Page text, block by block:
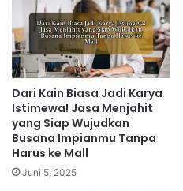
Dari Kain Biasa Jadi Karya
Istimewa! Jasa Menjahit
yang Siap Wujudkan
Busana Impianmu Tanpa
Harus ke Mall
Juni 5, 2025